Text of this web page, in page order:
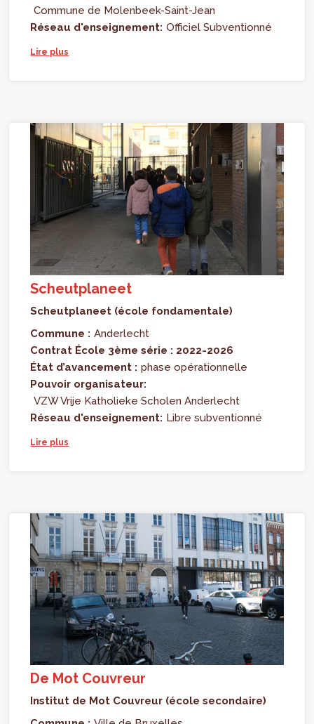
Commune de Molenbeek-Saint-Jean
Réseau d'enseignement: Officiel Subventionné
Lire plus
Scheutplaneet
Scheutplaneet (école fondamentale)
Commune : Anderlecht
Contrat École 3ème série : 2022-2026
État d’avancement : phase opérationnelle
Pouvoir organisateur:
VZW Vrije Katholieke Scholen Anderlecht
Réseau d'enseignement: Libre subventionné
Lire plus
De Mot Couvreur
Institut de Mot Couvreur (école secondaire)